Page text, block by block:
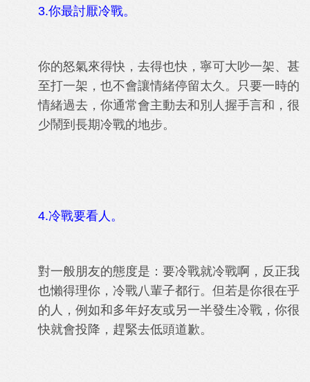
3.你最討厭冷戰。
你的怒氣來得快，去得也快，寧可大吵一架、甚
至打一架，也不會讓情緒停留太久。只要一時的
情緒過去，你通常會主動去和別人握手言和，很
少鬧到長期冷戰的地步。
4.冷戰要看人。
對一般朋友的態度是：要冷戰就冷戰啊，反正我
也懶得理你，冷戰八輩子都行。但若是你很在乎
的人，例如和多年好友或另一半發生冷戰，你很
快就會投降，趕緊去低頭道歉。